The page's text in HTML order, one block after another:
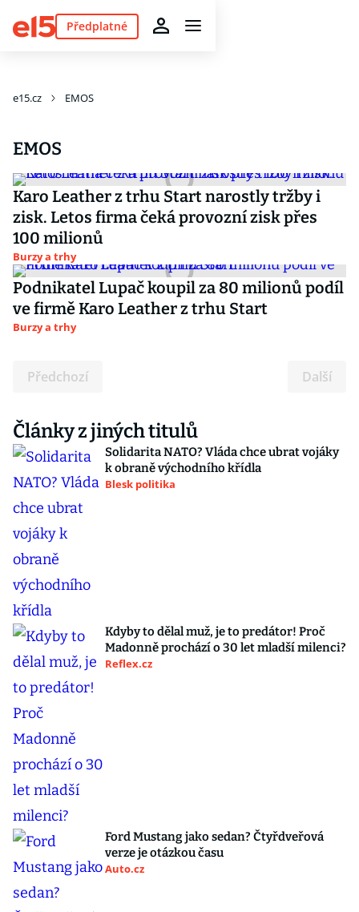
Předplatné
e15.cz EMOS
EMOS
Karo Leather z trhu Start narostly tržby i
zisk. Letos firma čeká provozní zisk přes
100 milionů
Burzy a trhy
Podnikatel Lupač koupil za 80 milionů podíl
ve firmě Karo Leather z trhu Start
Burzy a trhy
Předchozí Další
Články z jiných titulů
Solidarita NATO? Vláda chce ubrat vojáky
k obraně východního křídla
Blesk politika
Kdyby to dělal muž, je to predátor! Proč
Madonně prochází o 30 let mladší milenci?
Reflex.cz
Ford Mustang jako sedan? Čtyřdveřová
verze je otázkou času
Auto.cz